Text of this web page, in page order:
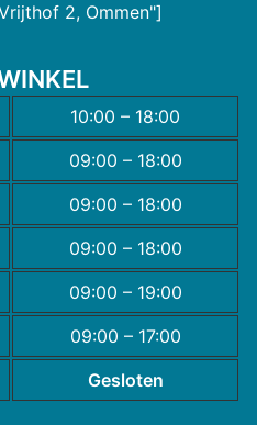
2, Ommen"]
10:00 – 18:00
09:00 – 18:00
09:00 – 18:00
09:00 – 18:00
09:00 – 19:00
09:00 – 17:00
Gesloten